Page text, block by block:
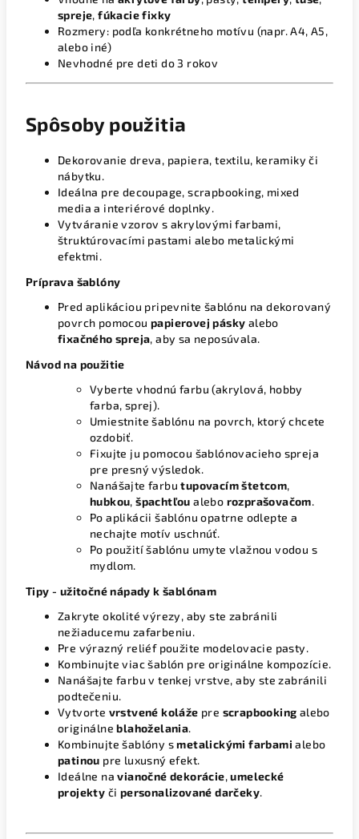
spreje,fúkacie fixky
Rozmery: podľa konkrétneho motívu (napr. A4, A5,
alebo iné)
Nevhodné pre deti do 3 rokov
Spôsoby použitia
Dekorovanie dreva, papiera, textilu, keramiky či
nábytku.
Ideálna pre decoupage, scrapbooking, mixed
media a interiérové doplnky.
Vytváranie vzorov s akrylovými farbami,
štruktúrovacími pastami alebo metalickými
efektmi.
Príprava šablóny
Pred aplikáciou pripevnite šablónu na dekorovaný
povrch pomocoupapierovej pásky alebo
fixačného spreja, aby sa neposúvala.
Návod na použitie
Vyberte vhodnú farbu (akrylová, hobby
farba, sprej).
Umiestnite šablónu na povrch, ktorý chcete
ozdobiť.
Fixujte ju pomocou šablónovacieho spreja
pre presný výsledok.
Nanášajte farbutupovacím štetcom,
hubkou,špachtľou alebo rozprašovačom.
Po aplikácii šablónu opatrne odlepte a
nechajte motív uschnúť.
Po použití šablónu umyte vlažnou vodou s
mydlom.
Tipy - užitočné nápady k šablónam
Zakryte okolité výrezy, aby ste zabránili
nežiaducemu zafarbeniu.
Pre výrazný reliéf použite modelovacie pasty.
Kombinujte viac šablón pre originálne kompozície.
Nanášajte farbu v tenkej vrstve, aby ste zabránili
podtečeniu.
Vytvorte vrstvené koláže pre scrapbooking alebo
originálneblahoželania.
Kombinujte šablóny smetalickými farbami alebo
patinou pre luxusný efekt.
Ideálne navianočné dekorácie,umelecké
projekty či personalizované darčeky.